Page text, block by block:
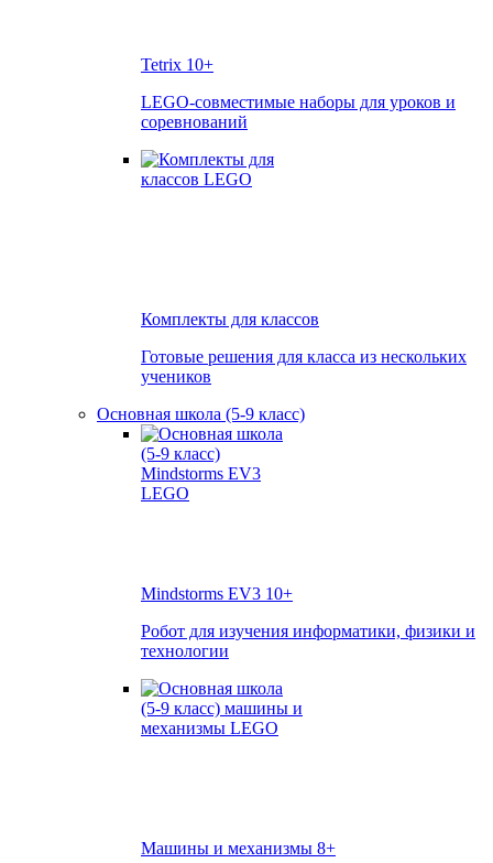
Tetrix 10+
LEGO-совместимые наборы для уроков и
соревнований
Комплекты для классов
Готовые решения для класса из нескольких
учеников
Основная школа (5-9 класс)
Mindstorms EV3 10+
Робот для изучения информатики, физики и
технологии
Машины и механизмы 8+